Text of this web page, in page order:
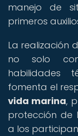
manejo de
primeros
La realización
no solo
habilidades
fomenta el
vida marina,
protección de
a los